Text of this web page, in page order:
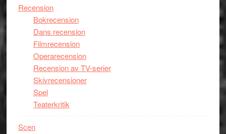
Recension
Bokrecension
Dans recension
Filmrecension
Operarecension
Recension av TV-serier
Skivrecensioner
Spel
Teaterkritik
Scen